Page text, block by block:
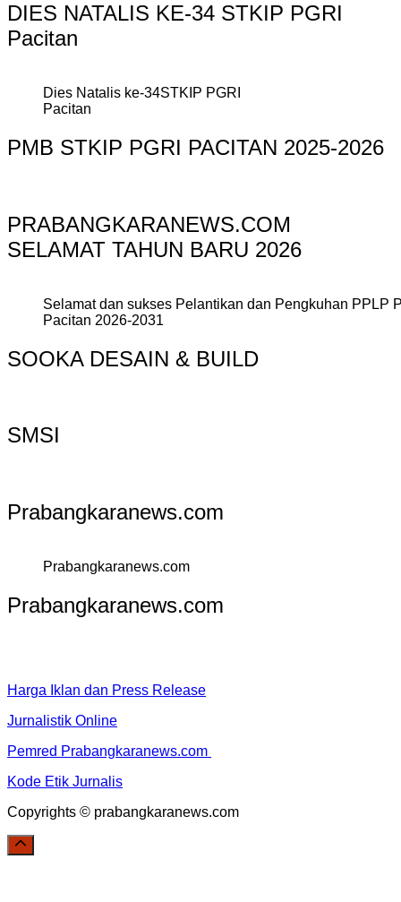
DIES NATALIS KE-34 STKIP PGRI
Pacitan
Dies Natalis ke-34STKIP PGRI
Pacitan
PMB STKIP PGRI PACITAN 2025-2026
PRABANGKARANEWS.COM
SELAMAT TAHUN BARU 2026
Selamat dan sukses Pelantikan dan Pengkuhan PPLP
Pacitan 2026-2031
SOOKA DESAIN & BUILD
SMSI
Prabangkaranews.com
Prabangkaranews.com
Prabangkaranews.com
Harga Iklan dan Press Release
Jurnalistik Online
Pemred Prabangkaranews.com
Kode Etik Jurnalis
Copyrights © prabangkaranews.com